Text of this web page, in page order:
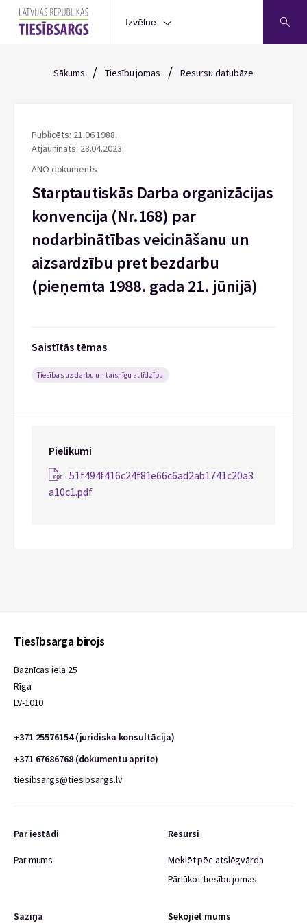
Izvēlne
Sākums / Tiesību jomas / Resursu datubāze
Publicēts: 21.06.1988.
Atjaunināts: 28.04.2023.
ANO dokuments
Starptautiskās Darba organizācijas
konvencija (Nr.168) par
nodarbinātības veicināšanu un
aizsardzību pret bezdarbu
(pieņemta 1988. gada 21. jūnijā)
Saistītās tēmas
Tiesības uz darbu un taisnīgu atlīdzību
Pielikumi
51f494f416c24f81e66c6ad2ab1741c20a3
a10c1.pdf
Tiesībsarga birojs
Baznīcas iela 25
Rīga
LV-1010
+371 25576154 (juridiska konsultācija)
+371 67686768 (dokumentu aprite)
tiesibsargs@tiesibsargs.lv
Par iestādi
Par mums
Resursi
Meklēt pēc atslēgvārda
Pārlūkot tiesību jomas
Saziņa Sekojiet mums